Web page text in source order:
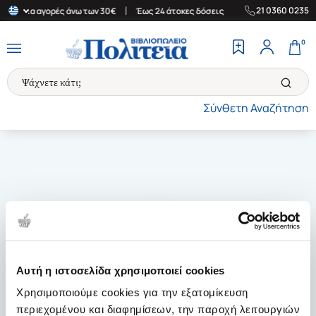
Αυτή η ιστοσελίδα χρησιμοποιεί cookies
Χρησιμοποιούμε cookies για την εξατομίκευση
περιεχομένου και διαφημίσεων, την παροχή λειτουργιών
για αγορές άνω των 30€ | Έως 24 άτοκες δόσεις | Δωρεάν
21 0360 0235
Σύνθετη Αναζήτηση
0